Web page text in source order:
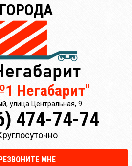
ГОРОДА
Негабарит"
улица Центральная, 9
474-74-74
МНЕ